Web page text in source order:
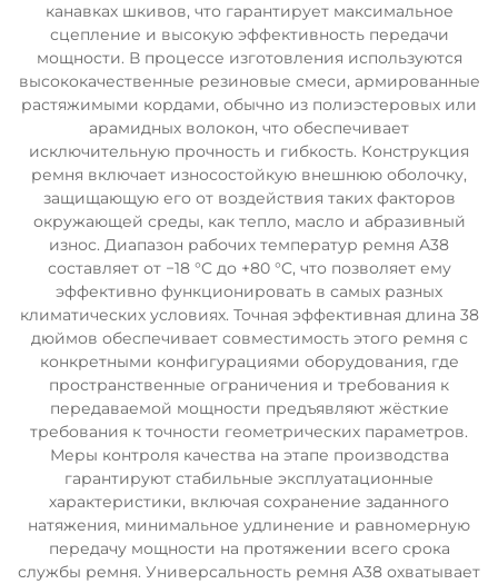
канавках шкивов, что гарантирует максимальное
сцепление и высокую эффективность передачи
мощности. В процессе изготовления используются
высококачественные резиновые смеси, армированные
растяжимыми кордами, обычно из полиэстеровых или
арамидных волокон, что обеспечивает
исключительную прочность и гибкость. Конструкция
ремня включает износостойкую внешнюю оболочку,
защищающую его от воздействия таких факторов
окружающей среды, как тепло, масло и абразивный
износ. Диапазон рабочих температур ремня A38
составляет от −18 °C до +80 °C, что позволяет ему
эффективно функционировать в самых разных
климатических условиях. Точная эффективная длина 38
дюймов обеспечивает совместимость этого ремня с
конкретными конфигурациями оборудования, где
пространственные ограничения и требования к
передаваемой мощности предъявляют жёсткие
требования к точности геометрических параметров.
Меры контроля качества на этапе производства
гарантируют стабильные эксплуатационные
характеристики, включая сохранение заданного
натяжения, минимальное удлинение и равномерную
передачу мощности на протяжении всего срока
службы ремня. Универсальность ремня A38 охватывает